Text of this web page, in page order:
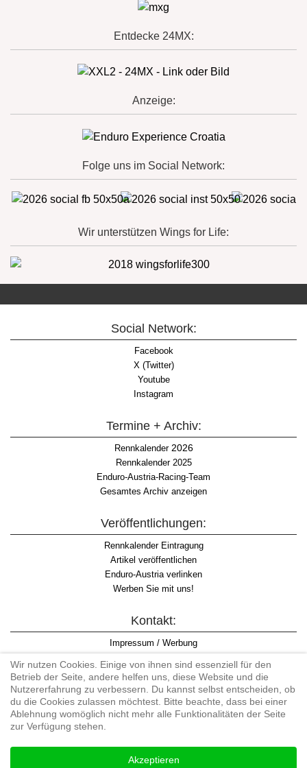
Entdecke 24MX:
Anzeige:
Folge uns im Social Network:
Wir unterstützen Wings for Life:
Social Network:
Facebook
X (Twitter)
Youtube
Instagram
Termine + Archiv:
Rennkalender2026
Rennkalender 2025
Enduro-Austria-Racing-Team
Gesamtes Archiv anzeigen
Veröffentlichungen:
Rennkalender Eintragung
Artikel veröffentlichen
Enduro-Austria verlinken
Werben Sie mit uns!
Kontakt:
Impressum / Werbung
Informationspflicht WKO
AGB
#enduroaustria, #wirlebenenduro #enduroaustriaracingteam
Wir nutzen Cookies. Einige von ihnen sind essenziell für den
Betrieb der Seite, andere helfen uns, diese Website und die
Nutzererfahrung zu verbessern. Du kannst selbst entscheiden, ob
du die Cookies zulassen möchtest. Bitte beachte, dass bei einer
Ablehnung womöglich nicht mehr alle Funktionalitäten der Seite
zur Verfügung stehen.
Akzeptieren